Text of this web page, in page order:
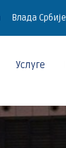
Влада Србије
Услуге